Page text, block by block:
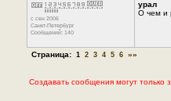
с сен 2006
Санкт-Петербург
Сообщений: 140
урал
О чем и
Страница: 1 2 3 4 5 6 »»
Создавать сообщения могут только